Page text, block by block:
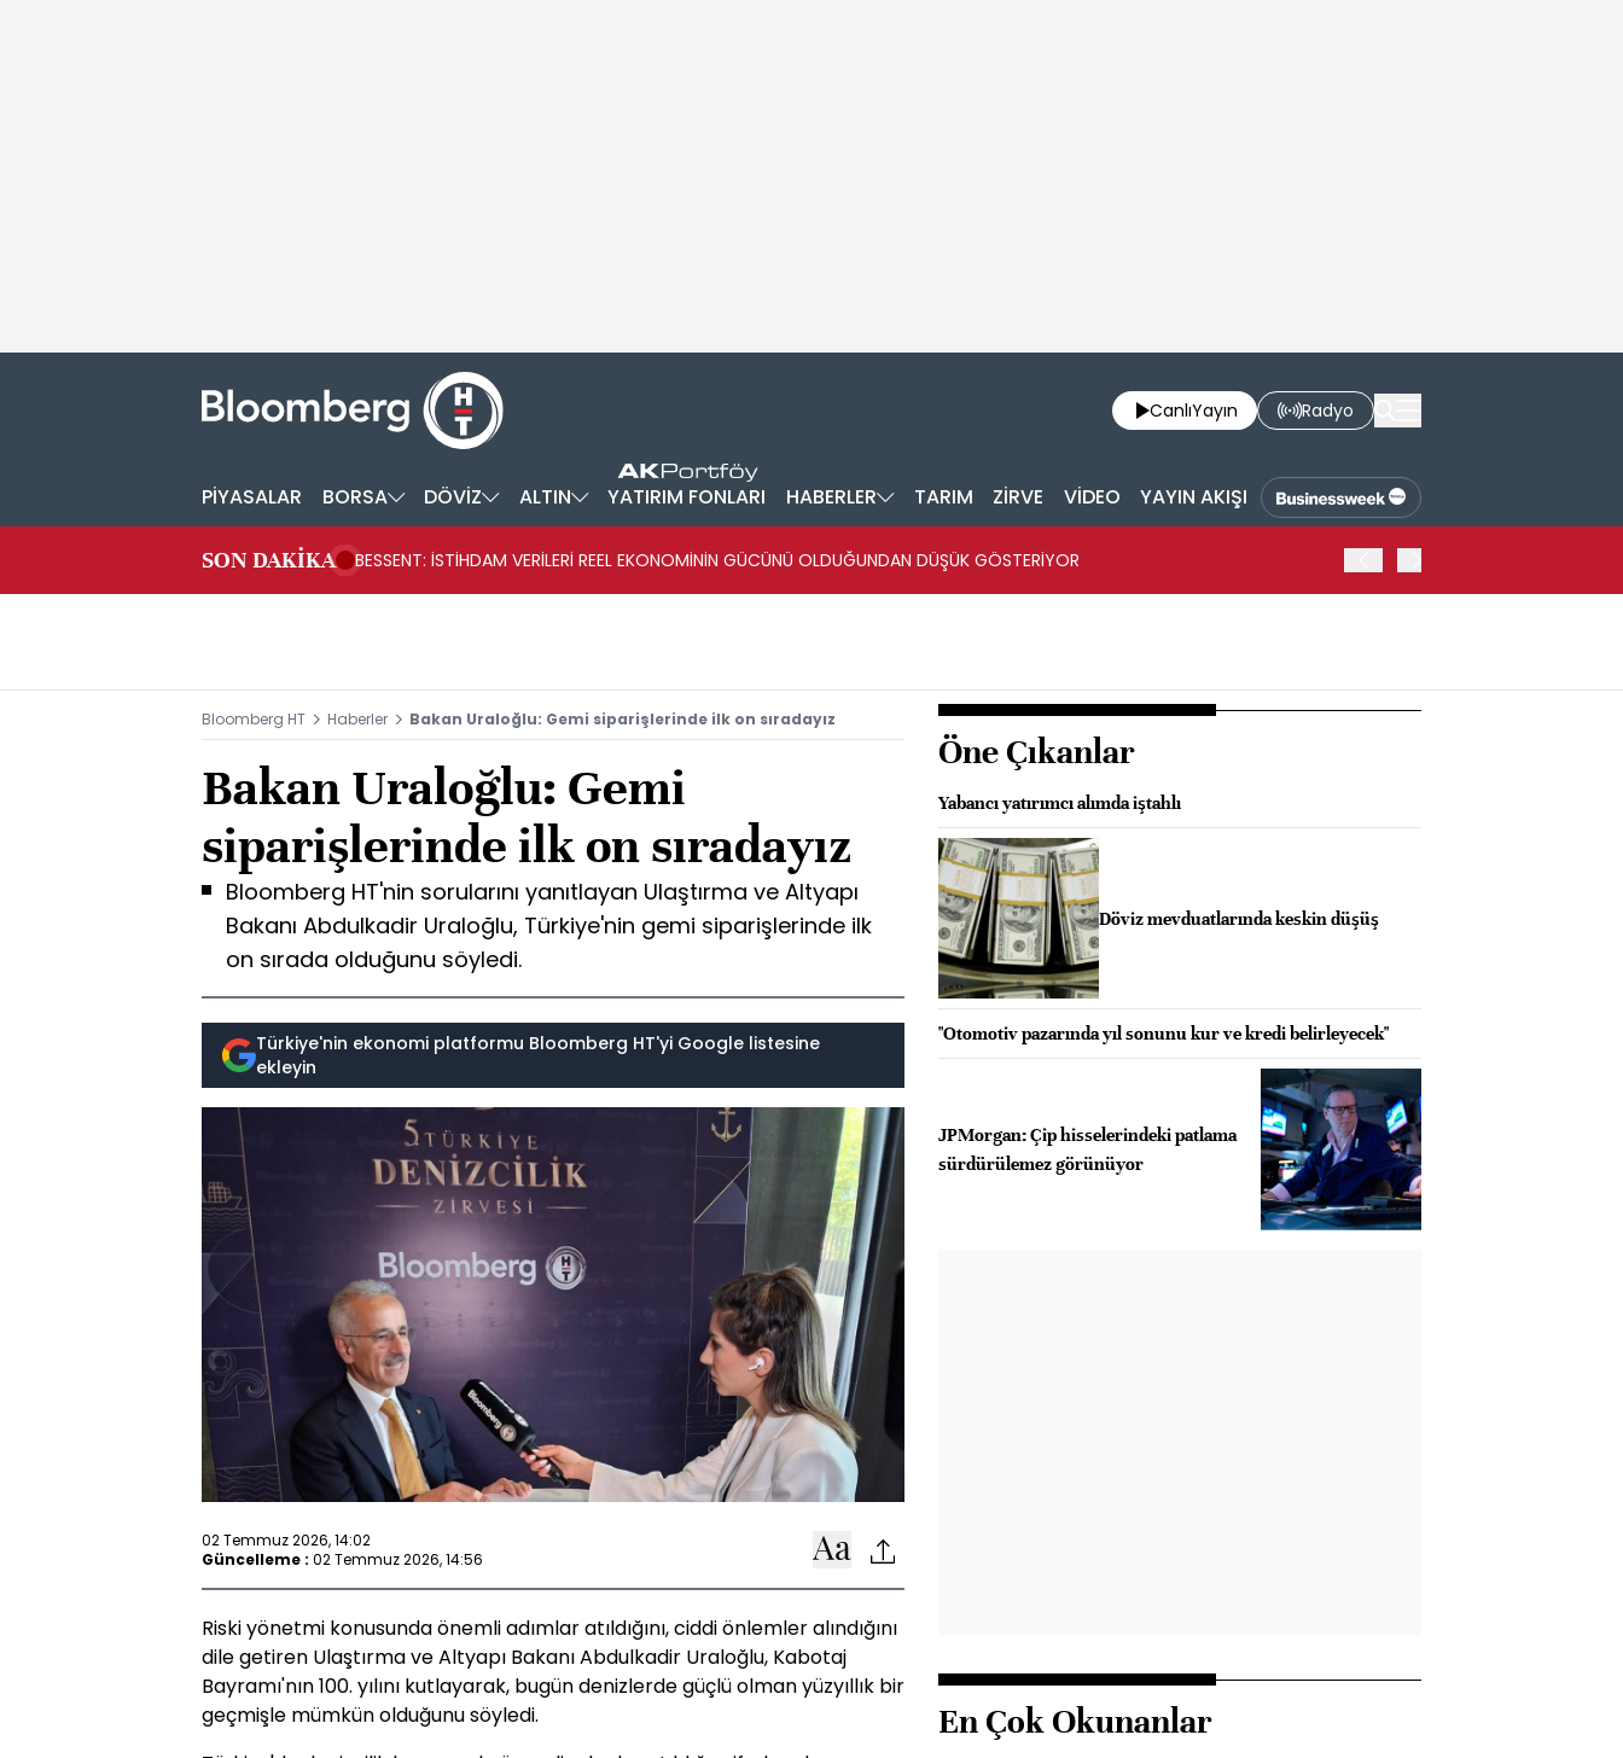
CanlıYayın Radyo
PİYASALAR BORSA DÖVİZ ALTIN YATIRIM FONLARI HABERLER TARIM ZİRVE VİDEO YAYIN AKIŞI
SON DAKİKA BESSENT: İSTİHDAM VERİLERİ REEL EKONOMİNİN GÜCÜNÜ OLDUĞUNDAN DÜŞÜK GÖSTERİYOR
Bloomberg HT Haberler Bakan Uraloğlu: Gemi siparişlerinde ilk on sıradayız
Bakan Uraloğlu: Gemi
siparişlerinde ilk on sıradayız
Bloomberg HT'nin sorularını yanıtlayan Ulaştırma ve Altyapı
Bakanı Abdulkadir Uraloğlu, Türkiye'nin gemi siparişlerinde ilk
on sırada olduğunu söyledi.
Türkiye'nin ekonomi platformu Bloomberg HT'yi Google listesine
ekleyin
02 Temmuz 2026, 14:02
Güncelleme : 02 Temmuz 2026, 14:56
Riski yönetmi konusunda önemli adımlar atıldığını, ciddi önlemler alındığını
dile getiren Ulaştırma ve Altyapı Bakanı Abdulkadir Uraloğlu, Kabotaj
Bayramı'nın 100. yılını kutlayarak, bugün denizlerde güçlü olman yüzyıllık bir
geçmişle mümkün olduğunu söyledi.
Öne Çıkanlar
Yabancı yatırımcı alımda iştahlı
Döviz mevduatlarında keskin düşüş
"Otomotiv pazarında yıl sonunu kur ve kredi belirleyecek"
JPMorgan: Çip hisselerindeki patlama
sürdürülemez görünüyor
En Çok Okunanlar